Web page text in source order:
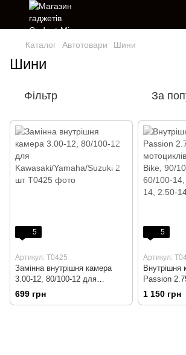
Каталог Автотовари Шини
Шини
Фільтр За
5
Артикул: T0425
Замінна внутрішня камера
3.00-12, 80/100-12 для
Kawasaki/Yamaha/Suzuki 2 шт
699 грн
5
Артикул:
Внутрішня
Passion
90/100-14,
1 150 грн